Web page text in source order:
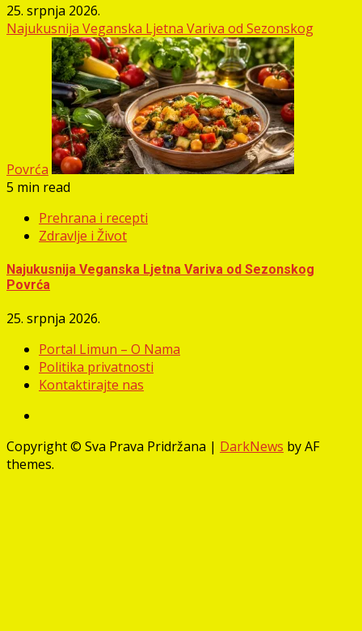
25. srpnja 2026.
Najukusnija Veganska Ljetna Variva od Sezonskog
Povrća
5 min read
Prehrana i recepti
Zdravlje i Život
Najukusnija Veganska Ljetna Variva od Sezonskog
Povrća
25. srpnja 2026.
Portal Limun – O Nama
Politika privatnosti
Kontaktirajte nas
Copyright © Sva Prava Pridržana | DarkNews by AF
themes.